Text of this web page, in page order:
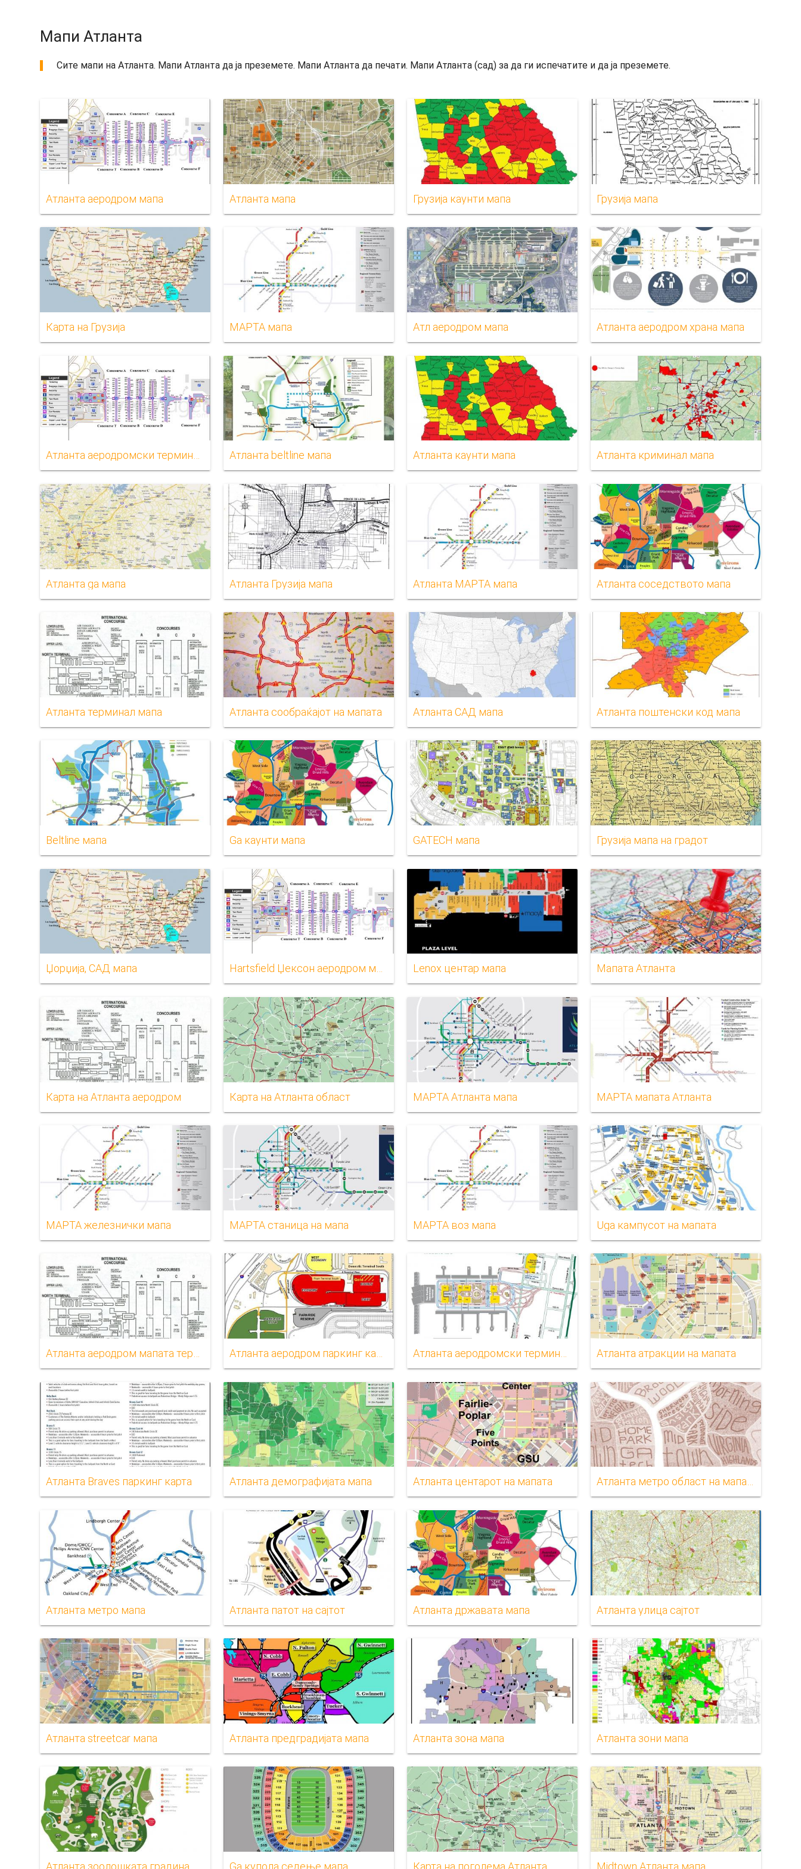
Мапи Атланта
Сите мапи на Атланта. Мапи Атланта да ја преземете. Мапи Атланта да печати. Мапи Атланта (сад) за да ги испечатите и да ја преземете.
Атланта аеродром мапа Атланта мапа Грузија каунти мапа Грузија мапа
Карта на Грузија МАРТА мапа Атл аеродром мапа Атланта аеродром храна мапа
Атланта аеродромски терминал мапа Атланта beltline мапа Атланта каунти мапа Атланта криминал мапа
Атланта ga мапа Атланта Грузија мапа Атланта МАРТА мапа Атланта соседството мапа
Атланта терминал мапа Атланта сообраќајот на мапата Атланта САД мапа Атланта поштенски код мапа
Beltline мапа Ga каунти мапа GATECH мапа Грузија мапа на градот
Џорџија, САД мапа Hartsfield Џексон аеродром мапа Lenox центар мапа Мапата Атланта
Карта на Атланта аеродром Карта на Атланта област МАРТА Атланта мапа МАРТА мапата Атланта
МАРТА железнички мапа МАРТА станица на мапа МАРТА воз мапа Uga кампусот на мапата
Атланта атракции на мапата
Атланта Braves паркинг карта Атланта демографијата мапа Атланта центарот на мапата Атланта метро област на мапата
Атланта метро мапа Атланта патот на сајтот Атланта државата мапа Атланта улица сајтот
Атланта streetcar мапа Атланта предградијата мапа Атланта зона мапа Атланта зони мапа
Ga купола седење мапа Карта на поголема Атланта Midtown Атланта мапа